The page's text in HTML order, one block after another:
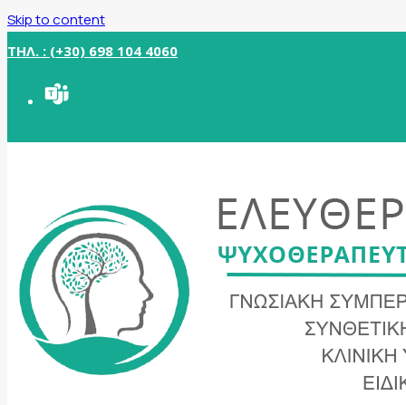
Skip to content
ΤΗΛ. : (+30) 698 104 4060